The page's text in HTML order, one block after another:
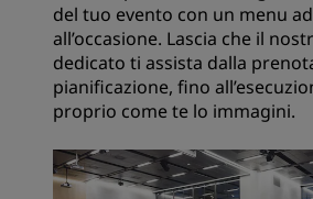
del tuo evento con un menu
all’occasione. Lascia che il
dedicato ti assista dalla
pianificazione, fino
proprio come te lo immagini.